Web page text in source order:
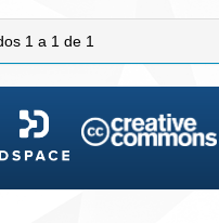
1 a 1 de 1